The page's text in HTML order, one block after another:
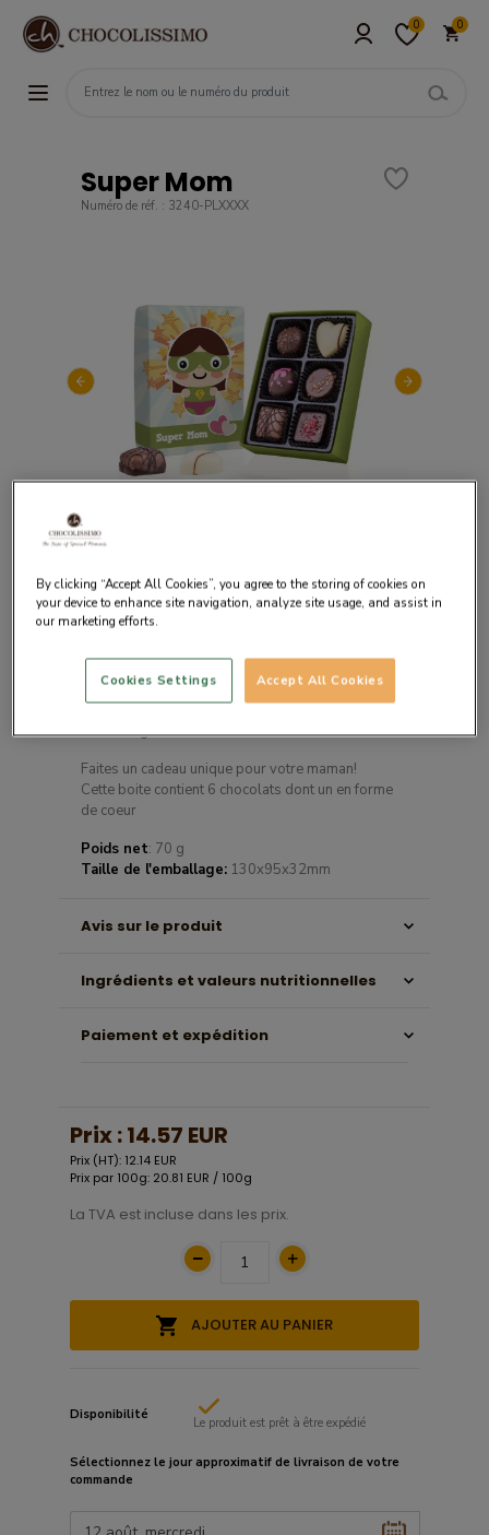
0 0
Super Mom
Numéro de réf. : 3240-PLXXXX
Description du produit
L’idée-cadeau parfaite pour offrir du
Cette boite contient 6 chocolats. Les
chocolats sont sélectionnés avec soin dans
la gamme CHOCOLISSIMO
Faites un cadeau unique pour votre maman!
Cette boite contient 6 chocolats dont un en forme
de coeur
Poids net: 70 g
Taille de l'emballage: 130x95x32mm
Avis sur le produit
Ingrédients et valeurs nutritionnelles
Paiement et expédition
Prix :14.57 EUR
Prix (HT): 12.14 EUR
Prix par 100g: 20.81 EUR / 100g
La TVA est incluse dans les prix.
AJOUTER AU PANIER
Disponibilité
Le produit est prêt à être expédié
Sélectionnez le jour approximatif de livraison de votre
commande
By clicking “Accept All Cookies”, you agree to the storing of cookies on
your device to enhance site navigation, analyze site usage, and assist in
our marketing efforts.
Accept All Cookies
Cookies Settings